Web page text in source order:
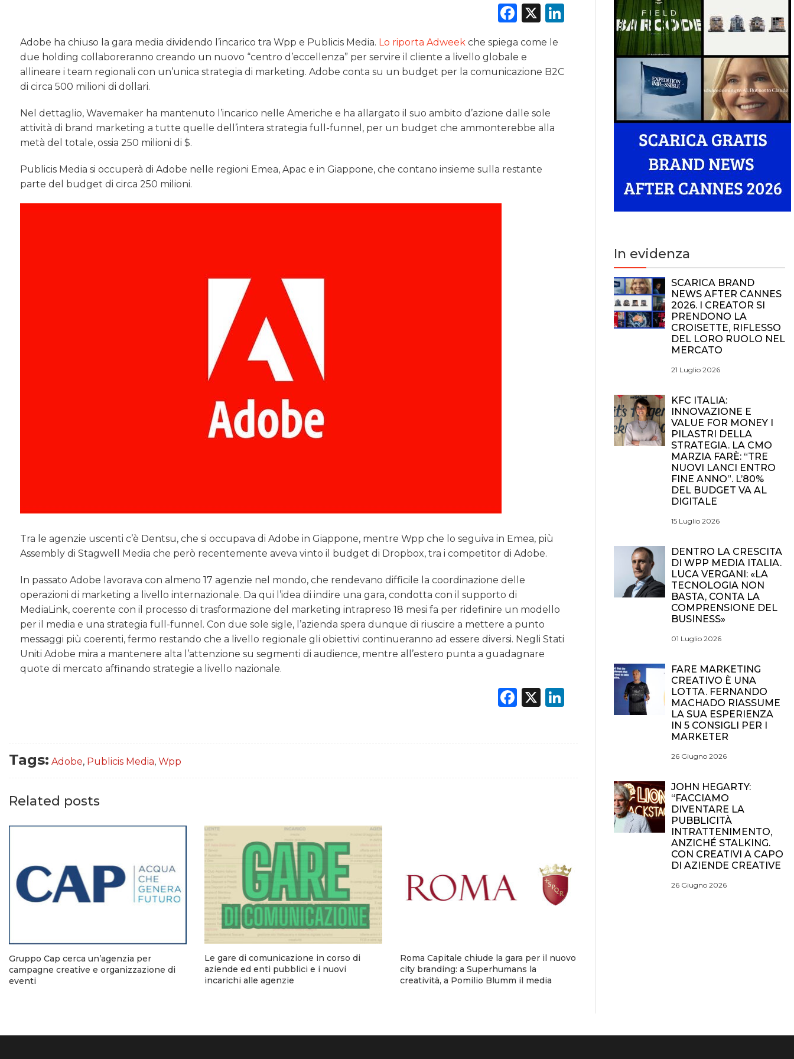
PREVISIONI/SCENARI
TREND
OPINIONI
Facebook
X LinkedIn
Adobe ha chiuso la gara media dividendo l’incarico tra Wpp e Publicis Media. Lo riporta Adweek che spiega come le
due holding collaboreranno creando un nuovo “centro d’eccellenza” per servire il cliente a livello globale e
allineare i team regionali con un’unica strategia di marketing. Adobe conta su un budget per la comunicazione B2C
di circa 500 milioni di dollari.
Nel dettaglio, Wavemaker ha mantenuto l’incarico nelle Americhe e ha allargato il suo ambito d’azione dalle sole
attività di brand marketing a tutte quelle dell’intera strategia full-funnel, per un budget che ammonterebbe alla
metà del totale, ossia 250 milioni di $.
Publicis Media si occuperà di Adobe nelle regioni Emea, Apac e in Giappone, che contano insieme sulla restante
parte del budget di circa 250 milioni.
Tra le agenzie uscenti c’è Dentsu, che si occupava di Adobe in Giappone, mentre Wpp che lo seguiva in Emea, più
Assembly di Stagwell Media che però recentemente aveva vinto il budget di Dropbox, tra i competitor di Adobe.
In passato Adobe lavorava con almeno 17 agenzie nel mondo, che rendevano difficile la coordinazione delle
operazioni di marketing a livello internazionale. Da qui l’idea di indire una gara, condotta con il supporto di
MediaLink, coerente con il processo di trasformazione del marketing intrapreso 18 mesi fa per ridefinire un modello
per il media e una strategia full-funnel .Con due sole sigle, l’azienda spera dunque di riuscire a mettere a punto
messaggi più coerenti, fermo restando che a livello regionale gli obiettivi continueranno ad essere diversi. Negli Stati
Uniti Adobe mira a mantenere alta l’attenzione su segmenti di audience, mentre all’estero punta a guadagnare
quote di mercato affinando strategie a livello nazionale.
Facebook
X LinkedIn
Tags: Adobe, Publicis Media, Wpp
Related posts
Gruppo Cap cerca un’agenzia per
campagne creative e organizzazione di
eventi
Le gare di comunicazione in corso di
aziende ed enti pubblici e i nuovi
incarichi alle agenzie
Roma Capitale chiude la gara per il nuovo
city branding: a Superhumans la
creatività, a Pomilio Blumm il media
In evidenza
SCARICA BRAND
NEWS AFTER CANNES
2026. I CREATOR SI
PRENDONO LA
CROISETTE, RIFLESSO
DEL LORO RUOLO NEL
MERCATO
21 Luglio 2026
KFC ITALIA:
INNOVAZIONE E
VALUE FOR MONEY I
PILASTRI DELLA
STRATEGIA. LA CMO
MARZIA FARÈ: “TRE
NUOVI LANCI ENTRO
FINE ANNO”. L’80%
DEL BUDGET VA AL
DIGITALE
15 Luglio 2026
DENTRO LA CRESCITA
DI WPP MEDIA ITALIA.
LUCA VERGANI: «LA
TECNOLOGIA NON
BASTA, CONTA LA
COMPRENSIONE DEL
BUSINESS»
01 Luglio 2026
FARE MARKETING
CREATIVO È UNA
LOTTA. FERNANDO
MACHADO RIASSUME
LA SUA ESPERIENZA
IN 5 CONSIGLI PER I
MARKETER
26 Giugno 2026
JOHN HEGARTY:
“FACCIAMO
DIVENTARE LA
PUBBLICITÀ
INTRATTENIMENTO,
ANZICHÉ STALKING.
CON CREATIVI A CAPO
DI AZIENDE CREATIVE
26 Giugno 2026